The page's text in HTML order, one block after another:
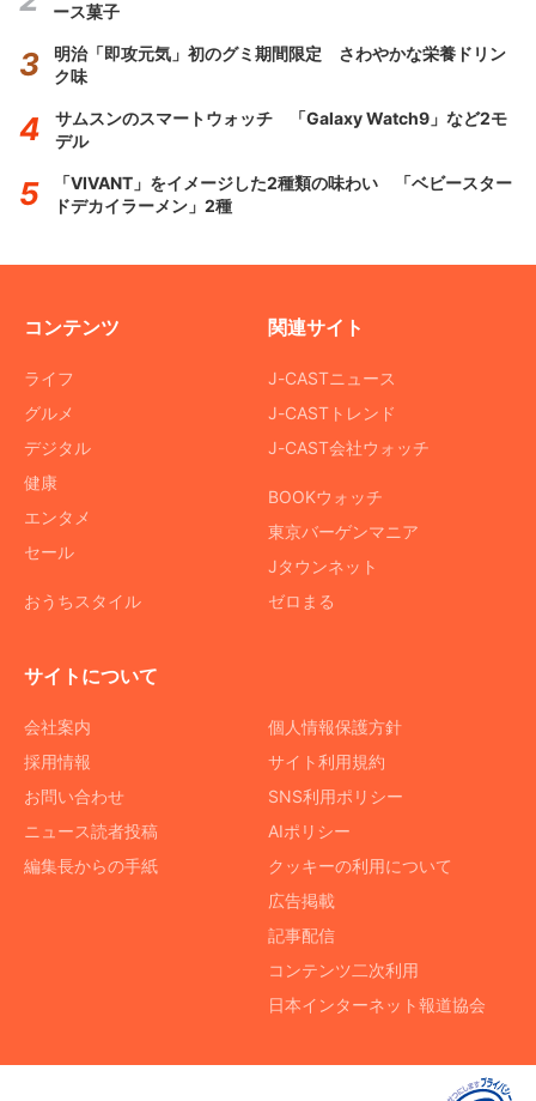
ース菓子
明治「即攻元気」初のグミ期間限定 さわやかな栄養ドリン
ク味
サムスンのスマートウォッチ 「Galaxy Watch9」など2モ
デル
「VIVANT」をイメージした2種類の味わい 「ベビースター
ドデカイラーメン」2種
コンテンツ
ライフ
グルメ
デジタル
健康
エンタメ
セール
おうちスタイル
関連サイト
J-CASTニュース
J-CASTトレンド
J-CAST会社ウォッチ
BOOKウォッチ
東京バーゲンマニア
Jタウンネット
ゼロまる
サイトについて
会社案内
採用情報
お問い合わせ
ニュース読者投稿
編集長からの手紙
個人情報保護方針
サイト利用規約
SNS利用ポリシー
AIポリシー
クッキーの利用について
広告掲載
記事配信
コンテンツ二次利用
日本インターネット報道協会